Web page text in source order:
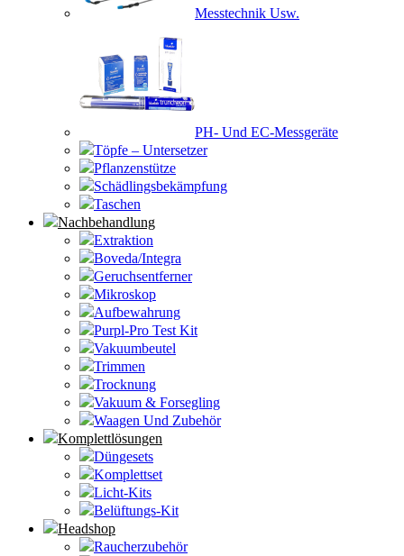
Messtechnik Usw.
PH- Und EC-Messgeräte
Töpfe – Untersetzer
Pflanzenstütze
Schädlingsbekämpfung
Taschen
Nachbehandlung
Extraktion
Boveda/Integra
Geruchsentferner
Mikroskop
Aufbewahrung
Purpl-Pro Test Kit
Vakuumbeutel
Trimmen
Trocknung
Vakuum & Forsegling
Waagen Und Zubehör
Komplettlösungen
Düngesets
Komplettset
Licht-Kits
Belüftungs-Kit
Headshop
Raucherzubehör